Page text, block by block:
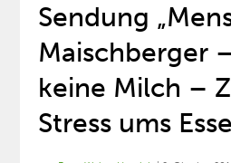
Sendung
Maischberger
keine Milch –
Stress ums